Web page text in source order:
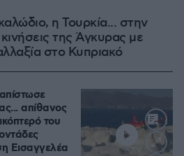
η Τουρκία... στην
της Άγκυρας με
στο Κυπριακό
απίθανος
του
Εισαγγελέα